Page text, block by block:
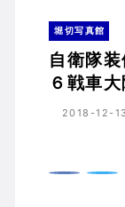
堀切写真館
自衛隊
６戦車
2018-12-13